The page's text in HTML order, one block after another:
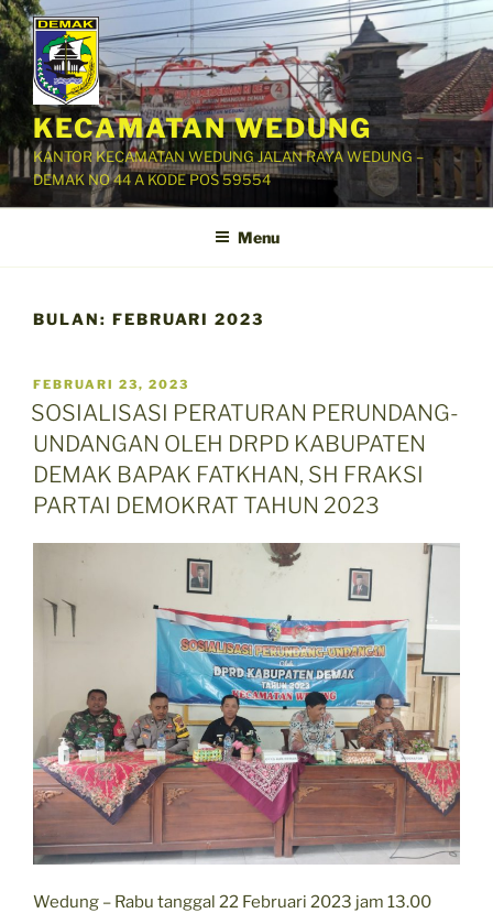
Skip
to
content
KECAMATAN WEDUNG
KANTOR KECAMATAN WEDUNG JALAN RAYA WEDUNG –
DEMAK NO 44 A KODE POS 59554
Menu
BULAN: FEBRUARI 2023
POSTED
ON
FEBRUARI 23, 2023
SOSIALISASI PERATURAN PERUNDANG-
UNDANGAN OLEH DRPD KABUPATEN
DEMAK BAPAK FATKHAN, SH FRAKSI
PARTAI DEMOKRAT TAHUN 2023
Wedung – Rabu tanggal 22 Februari 2023 jam 13.00